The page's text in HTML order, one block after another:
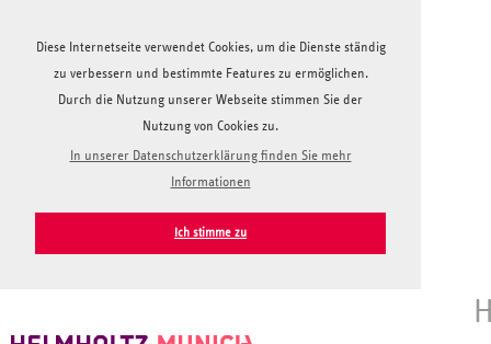
Diese Internetseite verwendet Cookies, um die Dienste ständig
zu verbessern und bestimmte Features zu ermöglichen.
Durch die Nutzung unserer Webseite stimmen Sie der
Nutzung von Cookies zu.
In unserer Datenschutzerklärung finden Sie mehr
Informationen
Ich stimme zu